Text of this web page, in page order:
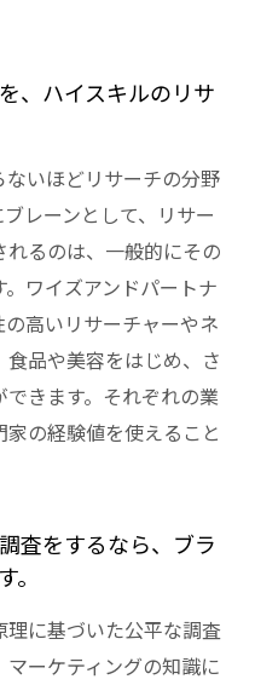
、ハイスキルのリサ
いほどリサーチの分野
レーンとして、リサー
るのは、一般的にその
ワイズアンドパートナ
高いリサーチャーやネ
品や美容をはじめ、さ
きます。それぞれの業
の経験値を使えること
査をするなら、ブラ
に基づいた公平な調査
ーケティングの知識に